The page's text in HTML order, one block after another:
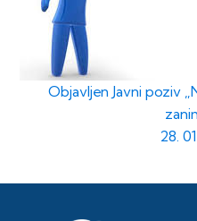
Objavljen Javni poziv
28.